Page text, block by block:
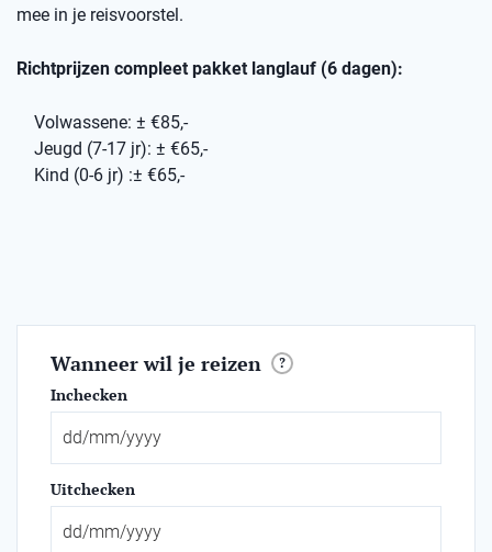
mee in je reisvoorstel.
Richtprijzen compleet pakket langlauf (6 dagen):
Volwassene: ± €85,-
Jeugd (7-17 jr): ± €65,-
Kind (0-6 jr) :± €65,-
Wanneer wil je reizen ?
Inchecken
Uitchecken